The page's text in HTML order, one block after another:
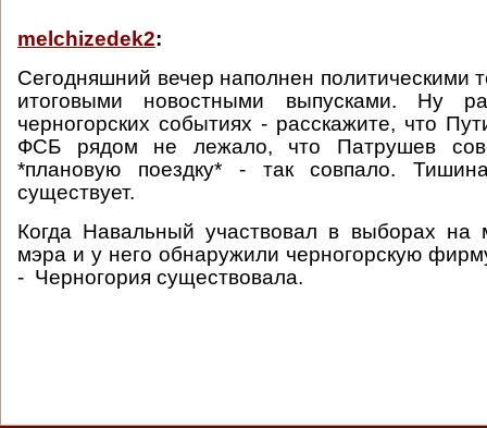
melchizedek2:
Сегодняшний вечер наполнен политическими
итоговыми новостными выпусками. Ну
черногорских событиях - расскажите, что
ФСБ рядом не лежало, что Патрушев
*плановую поездку* - так совпало.
существует.
Когда Навальный участвовал в выборах на
мэра и у него обнаружили черногорскую
- Черногория существовала.